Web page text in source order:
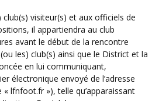
il appartiendra au club
avant le début de la rencontre
les) club(s) ainsi que le District et la
en lui communiquant,
électronique envoyé de l’adresse
lfnfoot.fr »), telle qu’apparaissant